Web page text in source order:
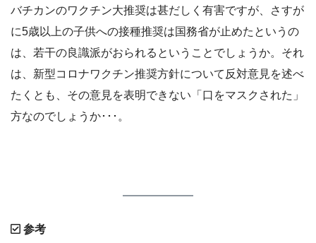
バチカンのワクチン大推奨は甚だしく有害ですが、さすが
に5歳以上の子供への接種推奨は国務省が止めたというの
は、若干の良識派がおられるということでしょうか。それ
は、新型コロナワクチン推奨方針について反対意見を述べ
たくとも、その意見を表明できない「口をマスクされた」
方なのでしょうか･･･。
参考